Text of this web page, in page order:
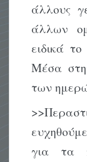
άλλους
άλλων
ειδικά
Μέσα
των
για τα